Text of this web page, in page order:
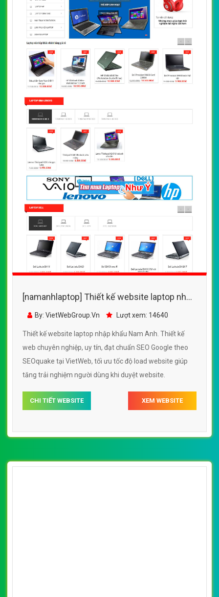
[namanhlaptop] Thiết kế website laptop nhập
khẩu Nam Anh đẹp, chuyên nghiệp chuẩn
By: VietWebGroup.Vn Lượt xem: 14640
Thiết kế website laptop nhập khẩu Nam Anh. Thiết kế
web chuyên nghiệp, uy tín, đạt chuẩn SEO Google theo
SEOquake tại VietWeb, tối ưu tốc độ load website giúp
tăng trải nghiệm người dùng khi duyệt website.
CHI TIẾT WEBSITE XEM WEBSITE